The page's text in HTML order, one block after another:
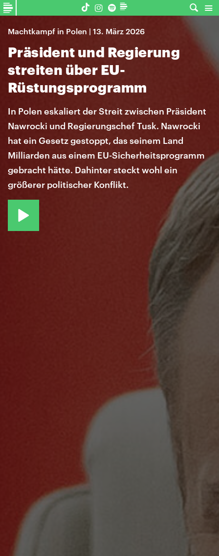
Machtkampf in Polen | 13. März 2026
Präsident und Regierung
streiten über EU-
Rüstungsprogramm
In Polen eskaliert der Streit zwischen Präsident
Nawrocki und Regierungschef Tusk. Nawrocki
hat ein Gesetz gestoppt, das seinem Land
Milliarden aus einem EU-Sicherheitsprogramm
gebracht hätte. Dahinter steckt wohl ein
größerer politischer Konflikt.